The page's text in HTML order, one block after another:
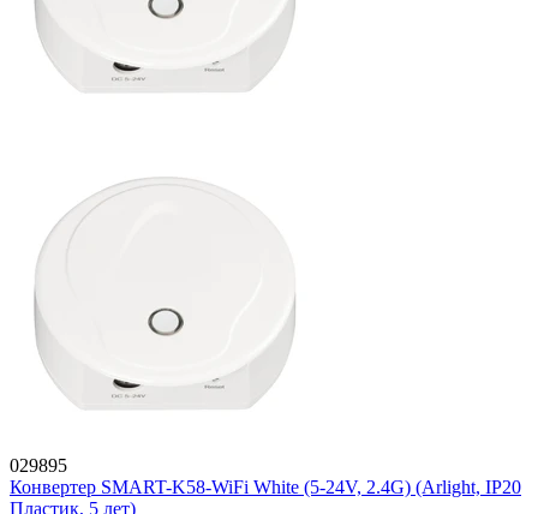
029895
Конвертер SMART-K58-WiFi White (5-24V, 2.4G) (Arlight, IP20
Пластик, 5 лет)